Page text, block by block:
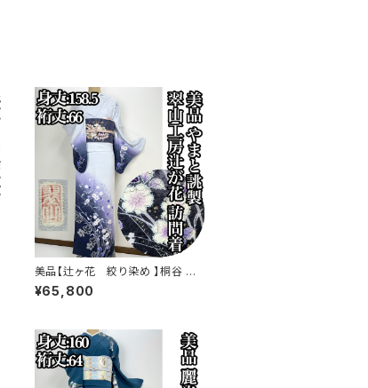
美品【辻ヶ花 絞り染め 】桐谷 翠
山工房 訪問着 正絹 袷 s773
¥65,800